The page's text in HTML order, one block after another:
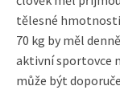
tělesné hmotnosti
70 kg by měl
aktivní sportovce
může být